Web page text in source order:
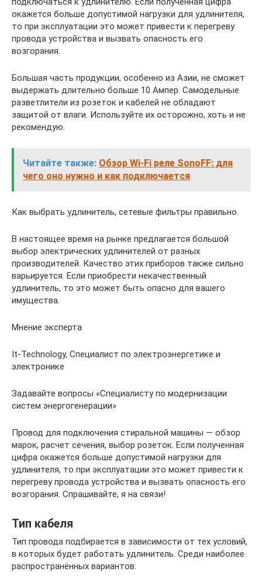
окажется больше допустимой нагрузки для удлинителя,
то при эксплуатации это может привести к перегреву
провода устройства и вызвать опасность его
возгорания.
Большая часть продукции, особенно из Азии, не сможет
выдержать длительно больше 10 Ампер. Самодельные
разветлители из розеток и кабелей не обладают
защитой от влаги. Используйте их осторожно, хоть и не
рекомендую.
Читайте также: Обзор Wi-Fi реле SonoFF: для
чего оно нужно и как подключается
Как выбрать удлинитель, сетевые фильтры правильно.
В настоящее время на рынке предлагается большой
выбор электрических удлинителей от разных
производителей. Качество этих приборов также сильно
варьируется. Если приобрести некачественный
удлинитель, то это может быть опасно для вашего
имущества.
Мнение эксперта
It-Technology, Cпециалист по электроэнергетике и
электронике
Задавайте вопросы «Специалисту по модернизации
систем энергогенерации»
Провод для подключения стиральной машины — обзор
марок, расчет сечения, выбор розеток. Если полученная
цифра окажется больше допустимой нагрузки для
удлинителя, то при эксплуатации это может привести к
перегреву провода устройства и вызвать опасность его
возгорания. Спрашивайте, я на связи!
Тип кабеля
Тип провода подбирается в зависимости от тех условий,
в которых будет работать удлинитель. Среди наиболее
распространённых вариантов: